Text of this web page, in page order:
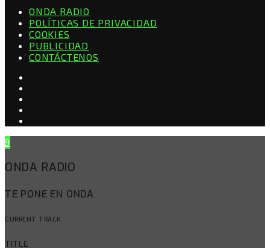
ONDA RADIO
POLÍTICAS DE PRIVACIDAD
COOKIES
PUBLICIDAD
CONTÁCTENOS
ONDA RADIO
TE PONE EN ONDA
CURRENT TRACK
TITLE